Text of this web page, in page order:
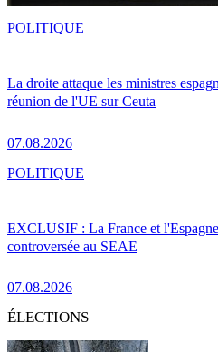
La droite attaque les ministres
réunion de l'UE sur Ceuta
07.08.2026
POLITIQUE
EXCLUSIF : La France et
controversée au SEAE
07.08.2026
POLITIQUE
ÉLECTIONS